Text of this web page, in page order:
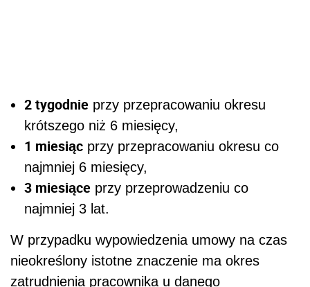
2 tygodnie przy przepracowaniu okresu
krótszego niż 6 miesięcy,
1 miesiąc przy przepracowaniu okresu co
najmniej 6 miesięcy,
3 miesiące przy przeprowadzeniu co
najmniej 3 lat.
W przypadku wypowiedzenia umowy na czas
nieokreślony istotne znaczenie ma okres
zatrudnienia pracownika u danego